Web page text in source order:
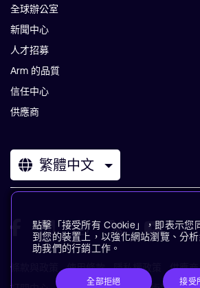
全球辦公室
新聞中心
人才招募
Arm 的品質
信任中心
供應商
繁體中文
條款與政策 使用條款 隱私權政策 供應商
點擊「接受所有 Cookie」，即表示您
到您的裝置上，以強化網站瀏覽、分
助我們的行銷工作。
全部拒絕 接受